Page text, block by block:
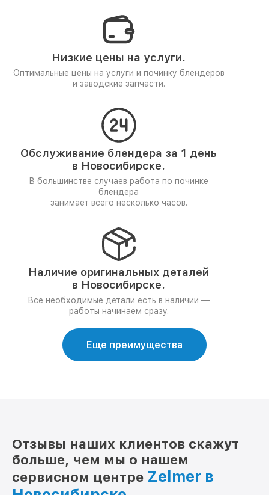
Низкие цены на услуги.
Оптимальные цены на услуги и починку блендеров
и заводские запчасти.
Обслуживание блендера за 1 день
в Новосибирске.
В большинстве случаев работа по починке
блендера
занимает всего несколько часов.
Наличие оригинальных деталей
в Новосибирске.
Все необходимые детали есть в наличии —
работы начинаем сразу.
Еще преимущества
Отзывы наших клиентов скажут
больше, чем мы о нашем
сервисном центре Zelmer в